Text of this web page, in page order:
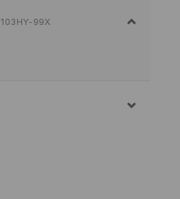
103HY-99X